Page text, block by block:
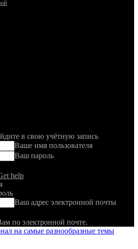
в свою учётную запись
Ваше имя пользователя
Ваш пароль
help
Ваш адрес электронной почты
по электронной почте.
на самые разнообразные темы